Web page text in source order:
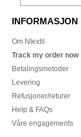
INFORMASJON
Om Ntextil
Track my order now
Betalingsmetoder
Levering
Refusjoner/returer
Help & FAQs
Våre engagements